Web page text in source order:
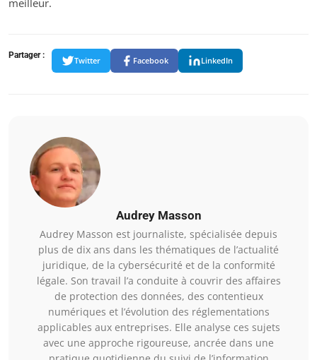
Partager :
Twitter Facebook LinkedIn
Audrey Masson
Audrey Masson est journaliste, spécialisée depuis
plus de dix ans dans les thématiques de l’actualité
juridique, de la cybersécurité et de la conformité
légale. Son travail l’a conduite à couvrir des affaires
de protection des données, des contentieux
numériques et l’évolution des réglementations
applicables aux entreprises. Elle analyse ces sujets
avec une approche rigoureuse, ancrée dans une